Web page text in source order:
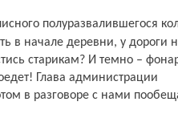
в начале деревни, у дороги
старикам? И темно –
Глава админи­страции
в разговоре с нами